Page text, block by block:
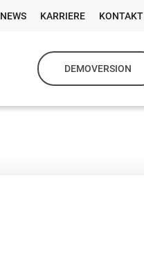
NEWS KARRIERE KONTAKT
DEMOVERSION